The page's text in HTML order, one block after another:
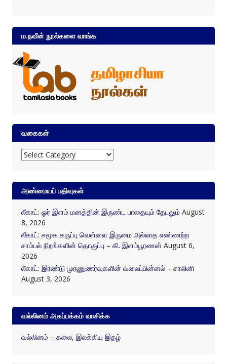
ம.நவீன் நூல்களை வாங்க
வகைகள்
வகைகள்
அண்மையப் பதிவுகள்
லீகாட்: ஓர் இளம் மனத்தின் இருண்ட பாதையும் தேடலும் August
8, 2026
லீகாட்: சமூக கருப்பு வெள்ளை இருமை அல்லாத எண்ணற்ற
சாம்பல் நிறங்களின் தொகுப்பு – கி. இளம்பூரணன் August 6,
2026
லீகாட்: இரண்டு முரணுணர்வுகளின் வலைப்பின்னல் – சாலினி
August 3, 2026
வல்லினம் அகப்பக்கம் வாசிக்க
வல்லினம் – கலை, இலக்கிய இதழ்